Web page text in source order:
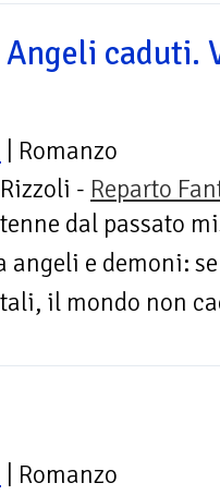
caduti.
| Romanzo
- Reparto
dal passato
e demoni:
il mondo non
| Romanzo